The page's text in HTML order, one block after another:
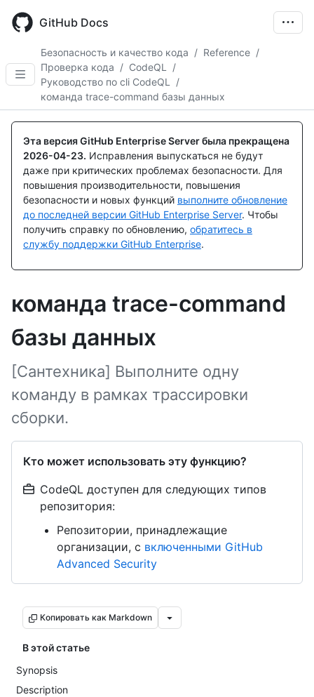
main
GitHub Docs
Безопасность и качество кода / Reference /
Проверка кода / CodeQL
/
Руководство по cli CodeQL
/
команда trace-command базы данных
Эта версия GitHub Enterprise Server была прекращена
2026-04-23. Исправления выпускаться не будут
даже при критических проблемах безопасности. Для
повышения производительности, повышения
безопасности и новых функций выполните обновление
до последней версии GitHub Enterprise Server. Чтобы
получить справку по обновлению, обратитесь в
службу поддержки GitHub Enterprise.
команда trace-command
базы данных
[Сантехника] Выполните одну
команду в рамках трассировки
сборки.
Кто может использовать эту функцию?
CodeQL доступен для следующих типов
репозитория:
Репозитории, принадлежащие
организации, с включенными GitHub
Advanced Security
Копировать как Markdown
В этой статье
Synopsis
Description